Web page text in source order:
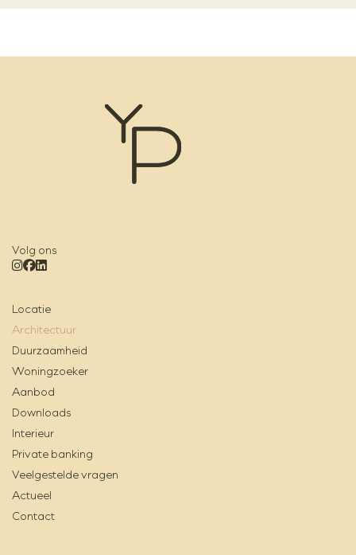
Volg ons
Locatie
Architectuur
Duurzaamheid
Woningzoeker
Aanbod
Downloads
Interieur
Private banking
Veelgestelde vragen
Actueel
Contact